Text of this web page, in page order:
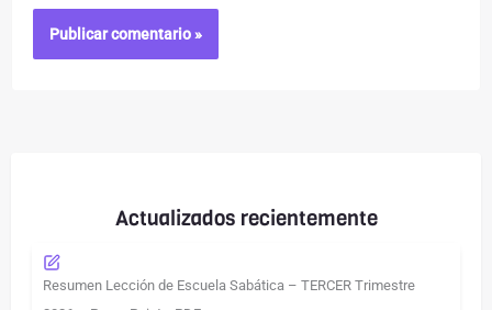
Actualizados recientemente
Resumen Lección de Escuela Sabática – TERCER Trimestre